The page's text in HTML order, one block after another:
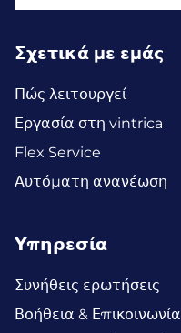
Σχετικά με εμάς
Πώς λειτουργεί
Εργασία στη vintrica
Flex Service
Αυτόματη ανανέωση
Υπηρεσία
Συνήθεις ερωτήσεις
Βοήθεια & Επικοινωνία